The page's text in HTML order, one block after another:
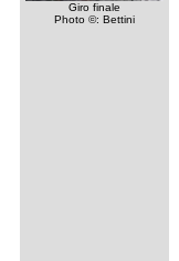
Giro finale
Photo ©: Bettini